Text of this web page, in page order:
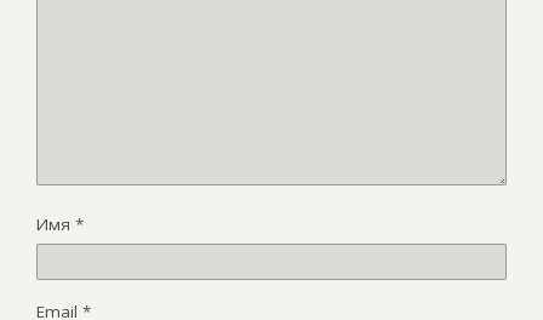
Имя *
Email *